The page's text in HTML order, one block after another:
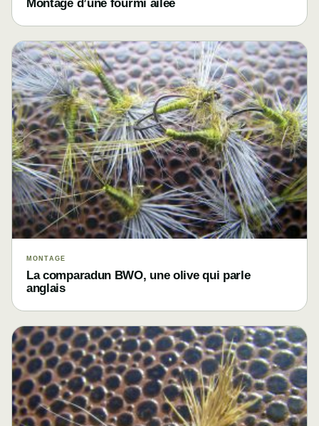
Montage d’une fourmi ailée
MONTAGE
La comparadun BWO, une olive qui parle
anglais